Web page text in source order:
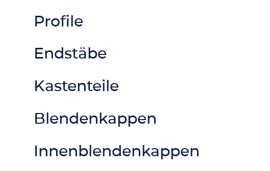
Profile
Endstäbe
Kastenteile
Blendenkappen
Innenblendenkappen